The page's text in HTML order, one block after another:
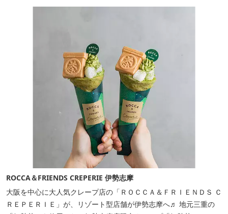
ROCCA＆FRIENDS CREPERIE 伊勢志摩
大阪を中心に大人気クレープ店の「ＲＯＣＣＡ＆ＦＲＩＥＮＤＳ Ｃ
ＲＥＰＥＲＩＥ」が、リゾート型店舗が伊勢志摩へ♬ 地元三重の